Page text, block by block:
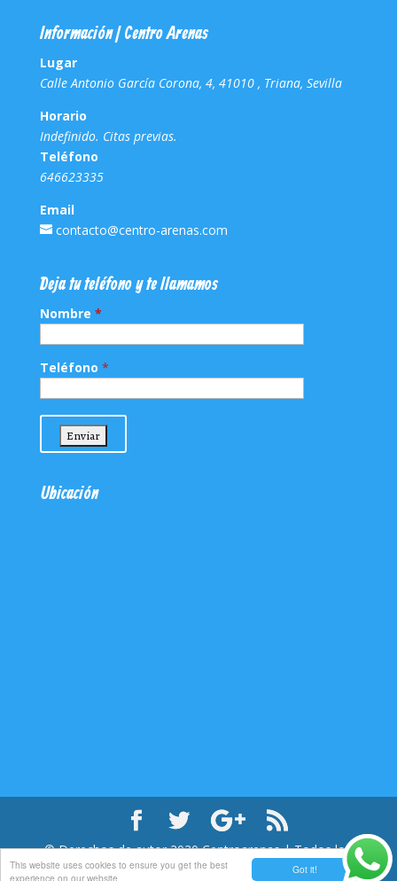
Got it!
This website uses cookies to ensure you get the best
experience on our website.
Información | Centro Arenas
Lugar
Calle Antonio García Corona, 4, 41010 , Triana, Sevilla
Horario
Indefinido. Citas previas.
Teléfono
646623335
Email
contacto@centro-arenas.com
Deja tu teléfono y te llamamos
Nombre *
Teléfono *
Ubicación
© Derechos de autor2020Centroarenas | Todos los
derechos reservados